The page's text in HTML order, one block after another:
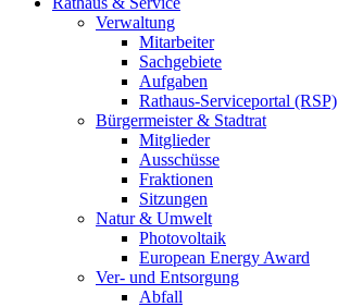
Verwaltung
Mitarbeiter
Sachgebiete
Aufgaben
Rathaus-Serviceportal (RSP)
Bürgermeister & Stadtrat
Mitglieder
Ausschüsse
Fraktionen
Sitzungen
Natur & Umwelt
Photovoltaik
European Energy Award
Ver- und Entsorgung
Abfall